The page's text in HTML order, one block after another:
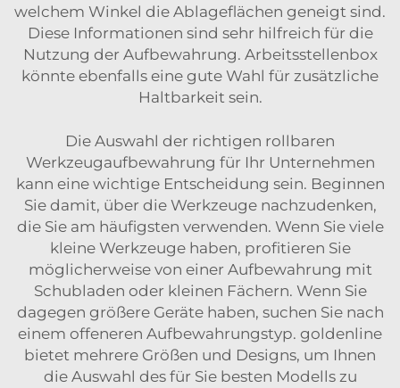
welchem Winkel die Ablageflächen geneigt sind.
Diese Informationen sind sehr hilfreich für die
Nutzung der Aufbewahrung. Arbeitsstellenbox
könnte ebenfalls eine gute Wahl für zusätzliche
Haltbarkeit sein.
Die Auswahl der richtigen rollbaren
Werkzeugaufbewahrung für Ihr Unternehmen
kann eine wichtige Entscheidung sein. Beginnen
Sie damit, über die Werkzeuge nachzudenken,
die Sie am häufigsten verwenden. Wenn Sie viele
kleine Werkzeuge haben, profitieren Sie
möglicherweise von einer Aufbewahrung mit
Schubladen oder kleinen Fächern. Wenn Sie
dagegen größere Geräte haben, suchen Sie nach
einem offeneren Aufbewahrungstyp. goldenline
bietet mehrere Größen und Designs, um Ihnen
die Auswahl des für Sie besten Modells zu